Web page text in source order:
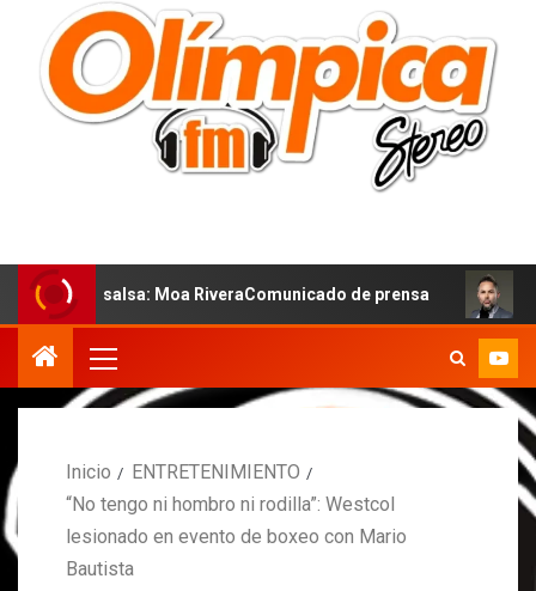
Moa RiveraComunicado de prensa MARCOS
Inicio
ENTRETENIMIENTO
“No tengo ni hombro ni rodilla”: Westcol
lesionado en evento de boxeo con Mario
Bautista